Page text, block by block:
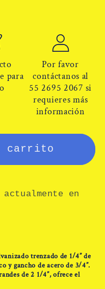
para
Por favor
contáctanos al
55 2695 2067 si
requieres más
información
carrito
en
trenzado de 1/4” de
y gancho de acero de 3/4”.
de 2 1/4”, ofrece el